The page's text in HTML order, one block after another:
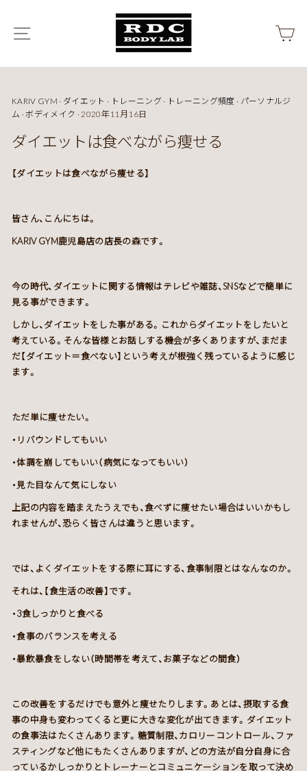
KARIV GYM · ダイエット · トレーニング· トレーニング頻度 · パーソナルジ
ム ·ボディメイク ·2020年11月16日
ダイエットは食べながら痩せる
【ダイエットは食べながら痩せる】
皆さん、こんにちは。
KARIV GYM鹿児島店の店長の森です。
今の時代、ダイエットに関する情報はテレビや雑誌、SNSなどで簡単に
見る事ができます。
しかし、ダイエットをした事がある。これからダイエットをしたいと
考えている。そんな皆様とお話しする機会が多くありますが、まだま
だ【ダイエット＝食べない】という考えが根強く残っているように感じ
ます。
ただ単に痩せたい。
・リバウンドしてもいい
・体調を崩してもいい（病気になってもいい）
・見た目なんて気にしない
上記の内容を踏まえたうえでも、食べずに痩せたい場合はいいかもし
れませんが、恐らく皆さんは違うと思います。
では、よくダイエットをする際に耳にする、食事制限とはなんなのか。
それは、【食生活の改善】です。
・3食しっかりと食べる
・食事のバランスを考える
・暴飲暴食をしない（時間帯を考えて、お菓子などの間食）
この改善をするだけでも意外と痩せたりします。あとは、摂取する食
事の中身も変わってくると更に大きな変化が出てきます。ダイエット
の食事法はたくさんあります。糖質制限、カロリーコントロール、ファ
スティングなど他にもたくさんありますが、どの方法が自分自身に合
っているかしっかりとトレーナーとコミュニケーションを取って決め